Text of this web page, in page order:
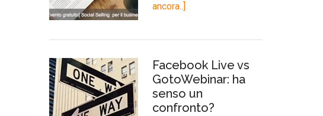
ancora..]
Facebook Live vs
GotoWebinar: ha
senso un
confronto?